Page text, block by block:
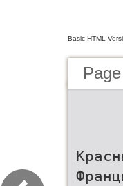
Basic HTML